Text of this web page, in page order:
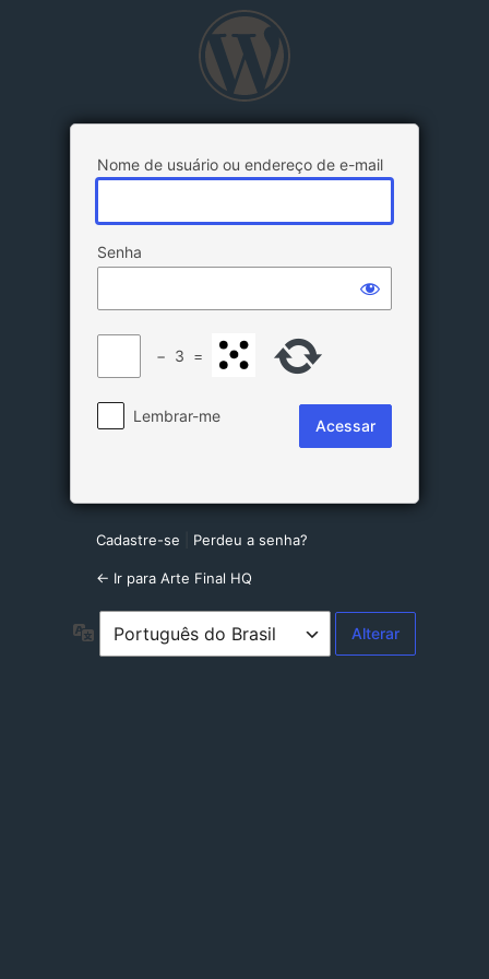
Nome de usuário ou endereço de e-mail
Senha
− 3 =
Lembrar-me
Cadastre-se Perdeu a senha?
← Ir para Arte Final HQ
Idioma